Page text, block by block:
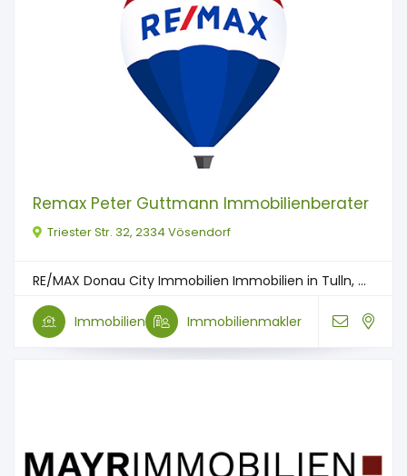
Remax Peter Guttmann Immobilienberater
Triester Str. 32, 2334 Vösendorf
RE/MAX Donau City Immobilien Immobilien in Tulln, ...
Immobilien Immobilienmakler